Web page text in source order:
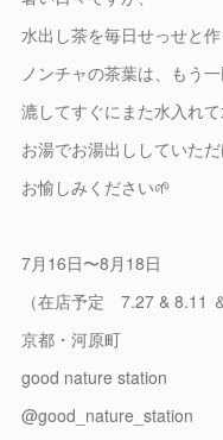
水出し茶を毎日せっせと
ノンチャの茶葉は、もう一
漉してすぐにまた水入れて
お湯でお湯出ししていただ
お愉しみください🌱
7月16日〜8月18日
（在店予定 7.27 & 8.11
京都・河原町
good nature station
@good_nature_station